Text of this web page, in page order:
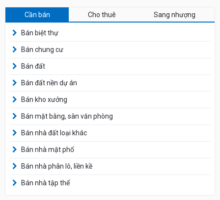
Cần bán Cho thuê Sang nhượng
Bán biệt thự
Bán chung cư
Bán đất
Bán đất nền dự án
Bán kho xưởng
Bán mặt bằng, sàn văn phòng
Bán nhà đất loại khác
Bán nhà mặt phố
Bán nhà phân lô, liền kề
Bán nhà tập thể